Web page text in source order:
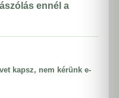
ennél a
kapsz, nem kérünk e-